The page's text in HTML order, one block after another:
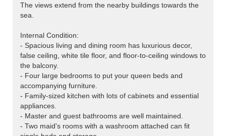
The views extend from the nearby buildings towards the
sea.
Internal Condition:
- Spacious living and dining room has luxurious decor,
false ceiling, white tile floor, and floor-to-ceiling windows to
the balcony.
- Four large bedrooms to put your queen beds and
accompanying furniture.
- Family-sized kitchen with lots of cabinets and essential
appliances.
- Master and guest bathrooms are well maintained.
- Two maid's rooms with a washroom attached can fit